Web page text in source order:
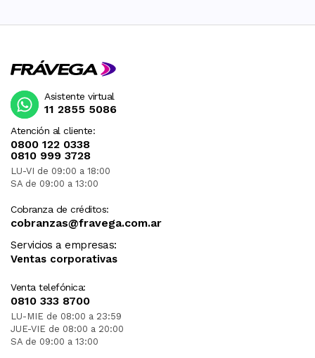
Atención al cliente:
0800 122 0338
0810 999 3728
LU-VI de 09:00 a 18:00
SA de 09:00 a 13:00
Cobranza de créditos:
cobranzas@fravega.com.ar
Servicios a empresas:
Ventas corporativas
Venta telefónica:
0810 333 8700
LU-MIE de 08:00 a 23:59
JUE-VIE de 08:00 a 20:00
SA de 09:00 a 13:00
Asistente virtual
11 2855 5086